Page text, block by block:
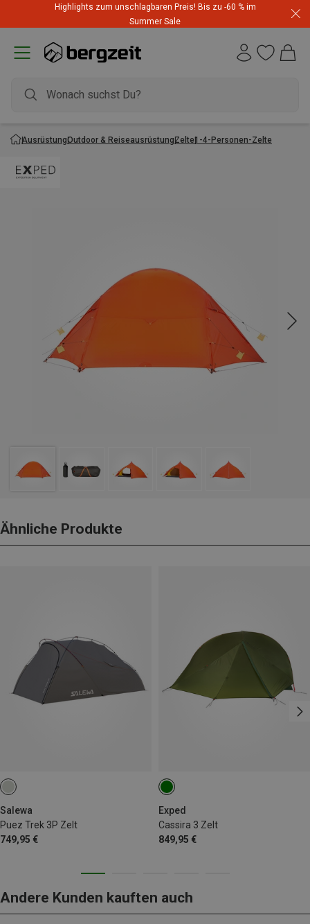
Highlights zum unschlagbaren Preis! Bis zu -60 % im
Summer Sale
AusrüstungOutdoor & ReiseausrüstungZelte1-4-Personen-Zelte
Ähnliche Produkte
Salewa
Puez Trek 3P Zelt
749,95 €
Exped
Cassira 3 Zelt
849,95 €
Andere Kunden kauften auch